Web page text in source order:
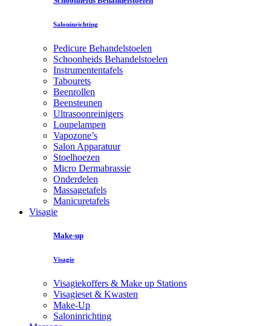
Saloninrichting
Pedicure Behandelstoelen
Schoonheids Behandelstoelen
Instrumententafels
Tabourets
Beenrollen
Beensteunen
Ultrasoonreinigers
Loupelampen
Vapozone’s
Salon Apparatuur
Stoelhoezen
Micro Dermabrassie
Onderdelen
Massagetafels
Manicuretafels
Visagie
Make-up
Visagie
Visagiekoffers & Make up Stations
Visagieset & Kwasten
Make-Up
Saloninrichting